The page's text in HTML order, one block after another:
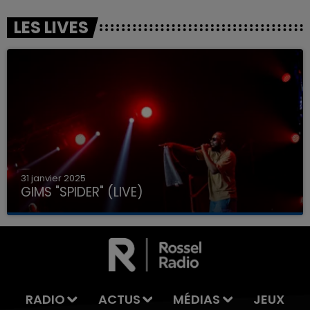
LES LIVES
31 janvier 2025
GIMS "SPIDER" (LIVE)
RADIO ACTUS MÉDIAS JEUX